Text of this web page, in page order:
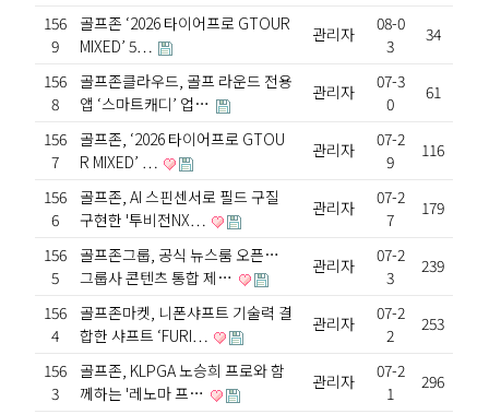
156
9
골프존 ‘2026 타이어프로 GTOUR
MIXED’ 5…
관리자
08-0
3
34
156
8
골프존클라우드, 골프 라운드 전용
앱 ‘스마트캐디’ 업…
관리자
07-3
0
61
156
7
골프존, ‘2026 타이어프로 GTOU
R MIXED’ …
관리자
07-2
9
116
156
6
골프존, AI 스핀센서로 필드 구질
구현한 '투비전NX…
관리자
07-2
7
179
156
5
골프존그룹, 공식 뉴스룸 오픈…
그룹사 콘텐츠 통합 제…
관리자
07-2
3
239
156
4
골프존마켓, 니폰샤프트 기술력 결
합한 샤프트 ‘FURI…
관리자
07-2
2
253
156
3
골프존, KLPGA 노승희 프로와 함
께하는 '레노마 프…
관리자
07-2
1
296